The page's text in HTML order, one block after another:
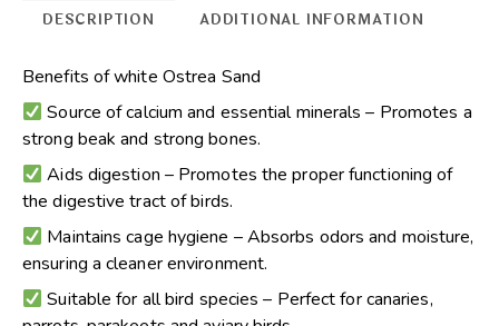
t
v
e
:
DESCRIPTION ADDITIONAL INFORMATION
Benefits of white Ostrea Sand
Source of calcium and essential minerals – Promotes a
strong beak and strong bones.
Aids digestion – Promotes the proper functioning of
the digestive tract of birds.
Maintains cage hygiene – Absorbs odors and moisture,
ensuring a cleaner environment.
Suitable for all bird species – Perfect for canaries,